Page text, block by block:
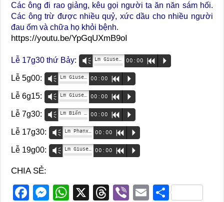
Các ông đi rao giảng, kêu gọi người ta ăn năn sám hối.
Các ông trừ được nhiều quỷ, xức dầu cho nhiều người
đau ốm và chữa họ khỏi bệnh.
https://youtu.be/YpGqUXmB9oI
Lễ 17g30 thứ Bảy: Vm 00:00 R P
Lễ 5g00: Vm 00:00 R P
Lễ 6g15: Vm 00:00 R P
Lễ 7g30: Vm 00:00 R P
Lễ 17g30: Vm 00:00 R P
Lễ 19g00: Vm 00:00 R P
CHIA SẺ:
F
M W X
T
Vi E S